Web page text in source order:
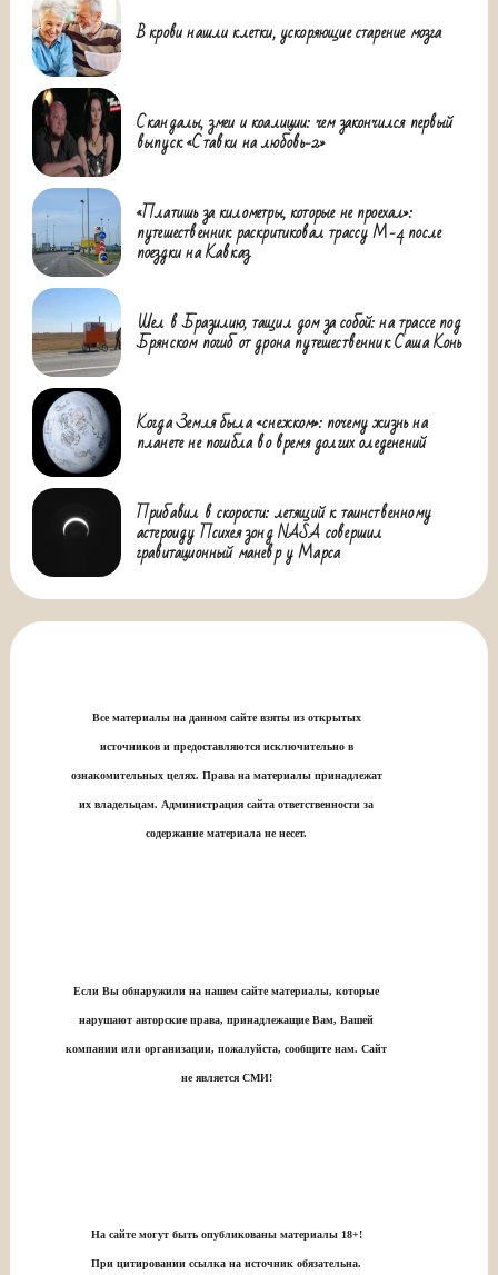
В крови нашли клетки, ускоряющие старение мозга
Скандалы, змеи и коалиции: чем закончился первый
выпуск «Ставки на любовь-2»
«Платишь за километры, которые не проехал»:
путешественник раскритиковал трассу М-4 после
поездки на Кавказ
Шел в Бразилию, тащил дом за собой: на трассе под
Брянском погиб от дрона путешественник Саша Конь
Когда Земля была «снежком»: почему жизнь на
планете не погибла во время долгих оледенений
Прибавил в скорости: летящий к таинственному
астероиду Психея зонд NASA совершил
гравитационный маневр у Марса
Все материалы на данном сайте взяты из открытых
источников и предоставляются исключительно в
ознакомительных целях. Права на материалы принадлежат
их владельцам. Администрация сайта ответственности за
содержание материала не несет.
Если Вы обнаружили на нашем сайте материалы, которые
нарушают авторские права, принадлежащие Вам, Вашей
компании или организации, пожалуйста, сообщите нам. Сайт
не является СМИ!
На сайте могут быть опубликованы материалы 18+!
При цитировании ссылка на источник обязательна.